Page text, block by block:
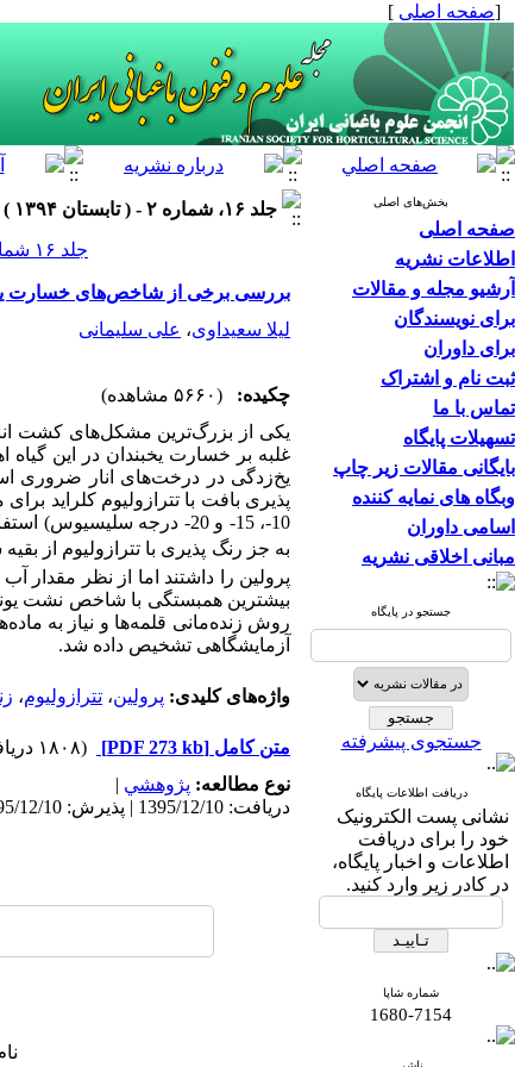
[صفحه اصلی ]
بخش‌های اصلی
صفحه اصلی
اطلاعات نشریه
آرشیو مجله و مقالات
برای نویسندگان
برای داوران
ثبت نام و اشتراک
تماس با ما
تسهیلات پایگاه
بایگانی مقالات زیر چاپ
وبگاه های نمایه کننده
اسامی داوران
مبانی اخلاقی نشریه
جستجو در پایگاه
جستجوی پیشرفته
دریافت اطلاعات پایگاه
نشانی پست الکترونیک
خود را برای دریافت
اطلاعات و اخبار پایگاه،
در کادر زیر وارد کنید.
شماره شاپا
1680-7154
جلد ۱۶، شماره ۲ - ( تابستان ۱۳۹۴ )
جلد ۱۶ شماره ۲ صفحات ۱۸۰-۱۷۱
بررسی برخی از شاخص‌های خسارت
لیلا سعیداوی، علی سلیمانی
چکیده:
(۵۶۶۰ مشاهده)
یکی از بزرگ‌ترین مشکل‌های کشت
غلبه بر خسارت یخبندان در این
یخ‌زدگی در درخت‌های انار ضروری
پذیری بافت با تترازولیوم کلراید
10-، 15- و 20- درجه
به جز رنگ پذیری با تترازولیوم از
پرولین را داشتند اما از نظر
بیشترین همبستگی با شاخص نشت یونی
روش زنده‌مانی قلمه‌ها و نیاز به
آزمایشگاهی تشخیص داده شد.
واژه‌های کلیدی: پرولین، تترازولیوم،
متن کامل [PDF 273 kb]
(۱۸۰۸ دریافت)
نوع مطالعه: پژوهشي |
دریافت: 1395/12/10 | پذیرش: 1395/12/10 | انتشار: 1395/12/10